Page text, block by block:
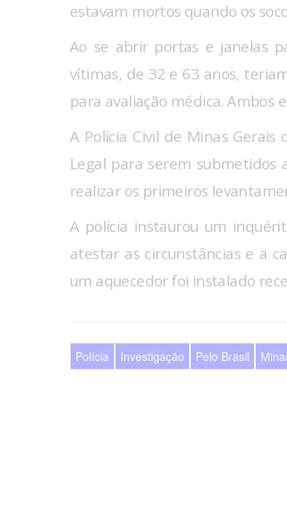
estavam mortos quando os
Ao se abrir portas e janelas
vítimas, de 32 e 63 anos,
para avaliação médica. Ambos
A Polícia Civil de Minas
Legal para serem submetidos
realizar os primeiros
A polícia instaurou um
atestar as circunstâncias e a
um aquecedor foi instalado
Polícia Investigação Pelo Brasil